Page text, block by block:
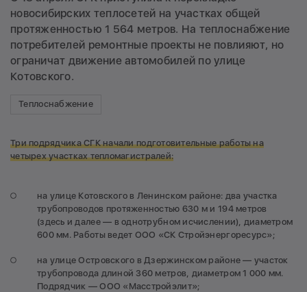
новосибирских теплосетей на участках общей
протяженностью 1 564 метров. На теплоснабжение
потребителей ремонтные проекты не повлияют, но
ограничат движение автомобилей по улице
Котовского.
Теплоснабжение
Три подрядчика СГК начали подготовительные работы на
четырех участках тепломагистралей:
на улице Котовского в Ленинском районе: два участка
трубопроводов протяженностью 630 м и 194 метров
(здесь и далее — в однотрубном исчислении), диаметром
600 мм. Работы ведет ООО «СК Стройэнергоресурс»;
на улице Островского в Дзержинском районе — участок
трубопровода длиной 360 метров, диаметром 1 000 мм.
Подрядчик — ООО «Масстройэлит»;